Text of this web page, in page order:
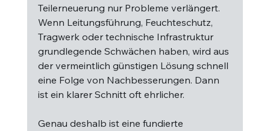
Teilerneuerung nur Probleme verlängert.
Wenn Leitungsführung, Feuchteschutz,
Tragwerk oder technische Infrastruktur
grundlegende Schwächen haben, wird aus
der vermeintlich günstigen Lösung schnell
eine Folge von Nachbesserungen. Dann
ist ein klarer Schnitt oft ehrlicher.
Genau deshalb ist eine fundierte